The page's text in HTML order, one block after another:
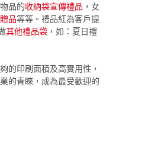
品的收納袋宣傳禮品 ，女
品等等。禮品紅為客戶提
其他禮品袋，如：夏日禮
的印刷面積及高實用性，
的青睞，成為最受歡迎的